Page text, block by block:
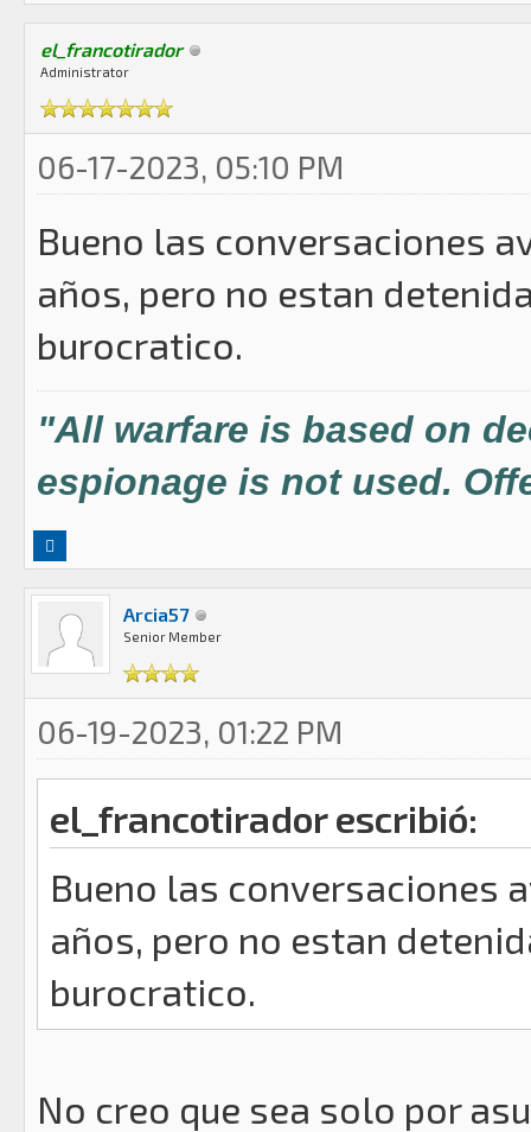
el_francotirador
Administrator
06-17-2023, 05:10 PM
Bueno las conversaciones
años, pero no estan
burocratico.
"All warfare is based on
espionage is not used.
Arcia57
Senior Member
06-19-2023, 01:22 PM
el_francotirador escribió:
Bueno las conversaciones
años, pero no estan
burocratico.
No creo que sea solo por